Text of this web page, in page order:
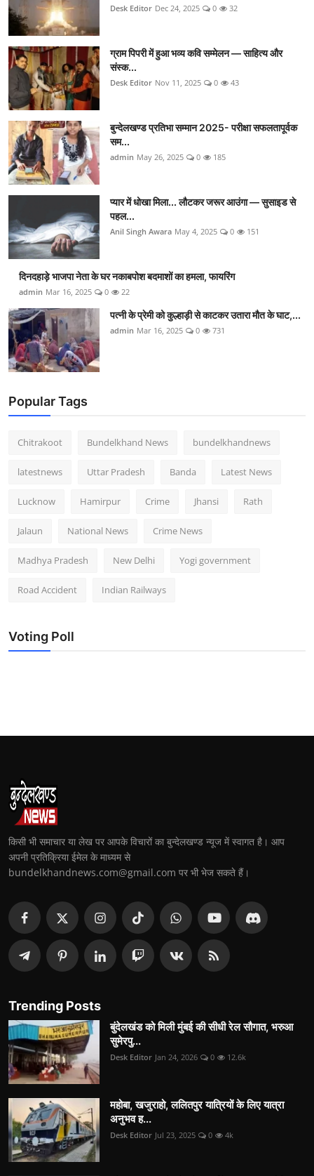
Desk Editor Dec 24, 2025 0 32
ग्राम पिपरी में हुआ भव्य कवि सम्मेलन — साहित्य और
संस्क...
Desk Editor Nov 11, 2025 0 43
बुन्देलखण्ड प्रतिभा सम्मान 2025- परीक्षा सफलतापूर्वक
सम...
admin May 26, 2025 0 185
प्यार में धोखा मिला... लौटकर जरूर आउंगा — सुसाइड से
पहल...
Anil Singh Awara May 4, 2025 0 151
दिनदहाड़े भाजपा नेता के घर नकाबपोश बदमाशों का हमला, फायरिंग
admin Mar 16, 2025 0 22
पत्नी के प्रेमी को कुल्हाड़ी से काटकर उतारा मौत के घाट,...
admin Mar 16, 2025 0 731
Popular Tags
Chitrakoot Bundelkhand News bundelkhandnews
latestnews Uttar Pradesh Banda Latest News
Lucknow Hamirpur Crime Jhansi Rath
Jalaun National News Crime News
Madhya Pradesh New Delhi Yogi government
Road Accident Indian Railways
Voting Poll
किसी भी समाचार या लेख पर आपके विचारों का बुन्देलखण्ड न्यूज में स्वागत है। आप
अपनी प्रतिक्रिया ईमेल के माध्यम से
bundelkhandnews.com@gmail.com पर भी भेज सकते हैं।
Trending Posts
बुंदेलखंड को मिली मुंबई की सीधी रेल सौगात, भरुआ
सुमेरपु...
Desk Editor Jan 24, 2026 0 12.6k
महोबा, खजुराहो, ललितपुर यात्रियों के लिए यात्रा
अनुभव ह...
Desk Editor Jul 23, 2025 0 4k